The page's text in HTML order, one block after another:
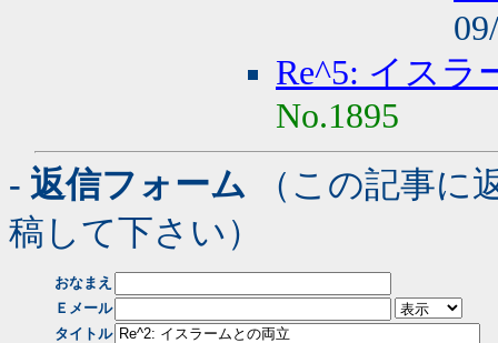
Re^5: イスラ
No.1895
- 返信フォーム （この記事に
稿して下さい）
おなまえ
Ｅメール
タイトル